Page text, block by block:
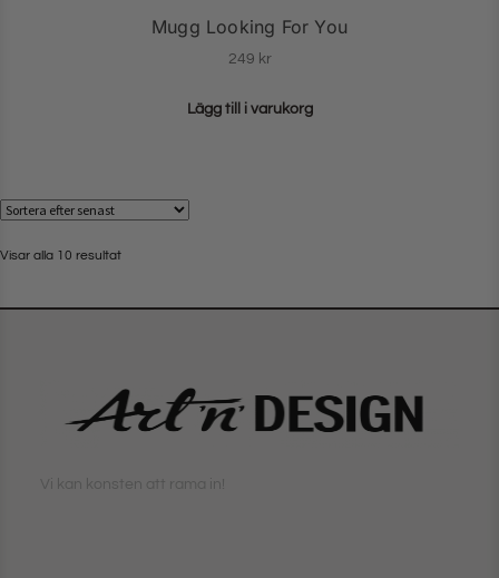
Mugg Looking For You
249 kr
Lägg till i varukorg
Visar alla 10 resultat
Vi kan konsten att rama in!